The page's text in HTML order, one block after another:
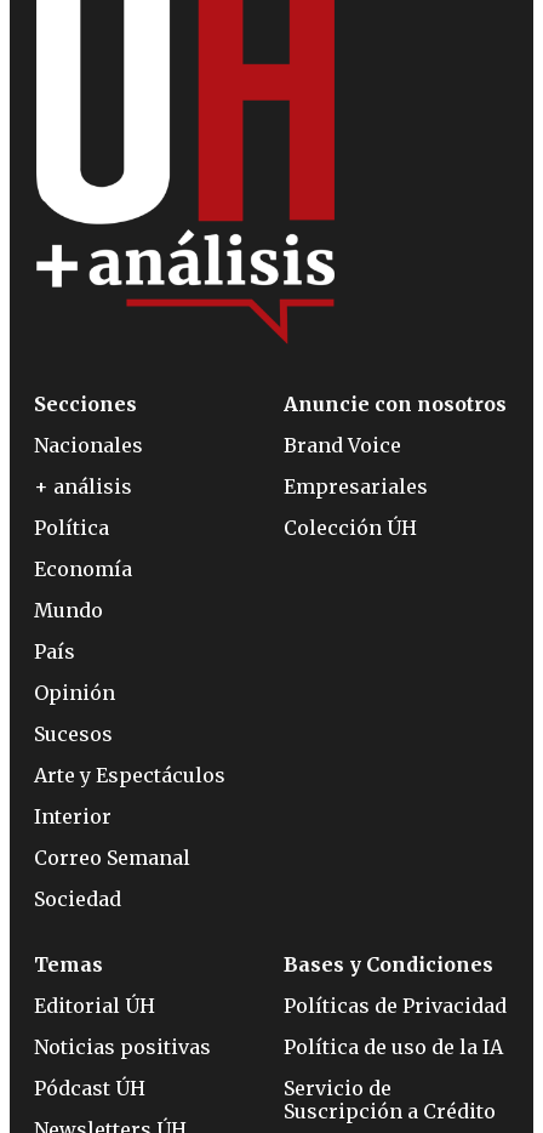
Secciones
Nacionales
+ análisis
Política
Economía
Mundo
País
Opinión
Sucesos
Arte y Espectáculos
Interior
Correo Semanal
Sociedad
Anuncie con nosotros
Brand Voice
Empresariales
Colección ÚH
Temas
Editorial ÚH
Noticias positivas
Pódcast ÚH
Bases y Condiciones
Políticas de Privacidad
Política de uso de la IA
Servicio de
Suscripción a Crédito